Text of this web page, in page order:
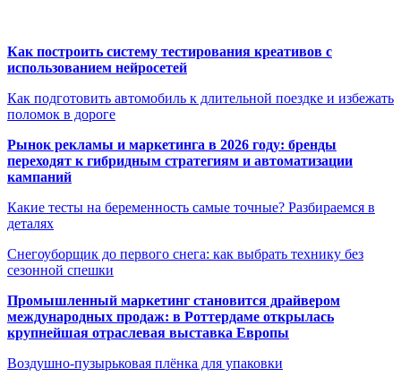
Как построить систему тестирования креативов с
использованием нейросетей
Как подготовить автомобиль к длительной поездке и избежать
поломок в дороге
Рынок рекламы и маркетинга в 2026 году: бренды
переходят к гибридным стратегиям и автоматизации
кампаний
Какие тесты на беременность самые точные? Разбираемся в
деталях
Снегоуборщик до первого снега: как выбрать технику без
сезонной спешки
Промышленный маркетинг становится драйвером
международных продаж: в Роттердаме открылась
крупнейшая отраслевая выставка Европы
Воздушно-пузырьковая плёнка для упаковки